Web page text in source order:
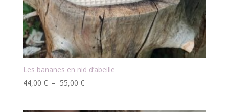
Les bananes en nid d’abeille
44,00 € – 55,00 €Plage